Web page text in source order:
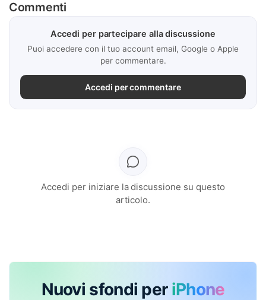
Commenti
Accedi per partecipare alla discussione
Puoi accedere con il tuo account email, Google o Apple
per commentare.
Accedi per commentare
Accedi per iniziare la discussione su questo
articolo.
Nuovi sfondi per iPhone